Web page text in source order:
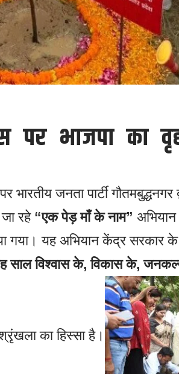
पर भाजपा का
जनता पार्टी गौतमबुद्धनगर
रहे “एक पेड़ माँ के नाम”
गया। यह अभियान केंद्र
साल विश्वास के, विकास के,
का हिस्सा है।